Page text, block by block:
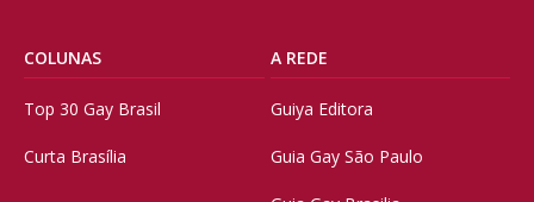
COLUNAS
Top 30 Gay Brasil
Curta Brasília
A REDE
Guiya Editora
Guia Gay São Paulo